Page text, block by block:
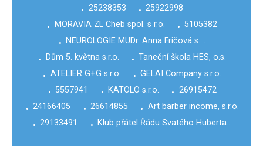
• 25238353 • 25922998
•
MORAVIA ZL Cheb spol. s r.o. • 5105382
• NEUROLOGIE MUDr. Anna Fričová s.…
•
Dům 5. května s.r.o. • Taneční škola HES, o.s.
• ATELIER G+G s.r.o. • GELAI Company s.r.o.
• 5557941 • KATOLO s.r.o. • 26915472
• 24166405 • 26614855 • Art barber income, s.r.o.
• 29133491 • Klub přátel Řádu Svatého Huberta…